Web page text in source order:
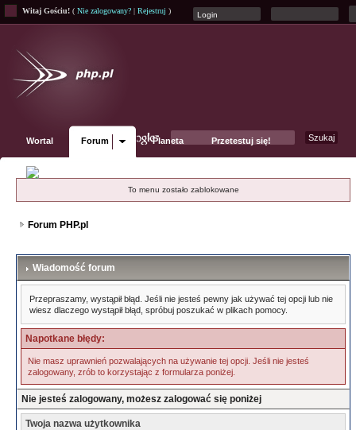
Witaj Gościu! ( Nie zalogowany? | Rejestruj )
Wortal Forum Planeta Przetestuj się!
To menu zostało zablokowane
Forum PHP.pl
Wiadomość forum
Przepraszamy, wystąpił błąd. Jeśli nie jesteś pewny jak używać tej opcji lub nie
wiesz dlaczego wystąpił błąd, spróbuj poszukać w plikach pomocy.
Napotkane błędy:
Nie masz uprawnień pozwalających na używanie tej opcji. Jeśli nie jesteś
zalogowany, zrób to korzystając z formularza poniżej.
Nie jesteś zalogowany, możesz zalogować się poniżej
Twoja nazwa użytkownika